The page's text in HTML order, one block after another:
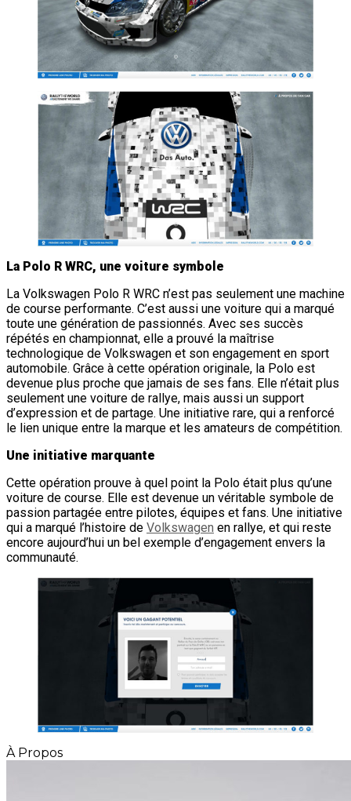
La Polo R WRC, une voiture symbole
La Volkswagen Polo R WRC n’est pas seulement une machine
de course performante. C’est aussi une voiture qui a marqué
toute une génération de passionnés. Avec ses succès
répétés en championnat, elle a prouvé la maîtrise
technologique de Volkswagen et son engagement en sport
automobile. Grâce à cette opération originale, la Polo est
devenue plus proche que jamais de ses fans. Elle n’était plus
seulement une voiture de rallye, mais aussi un support
d’expression et de partage. Une initiative rare, qui a renforcé
le lien unique entre la marque et les amateurs de compétition.
Une initiative marquante
Cette opération prouve à quel point la Polo était plus qu’une
voiture de course. Elle est devenue un véritable symbole de
passion partagée entre pilotes, équipes et fans. Une initiative
qui a marqué l’histoire de Volkswagen en rallye, et qui reste
encore aujourd’hui un bel exemple d’engagement envers la
communauté.
À Propos